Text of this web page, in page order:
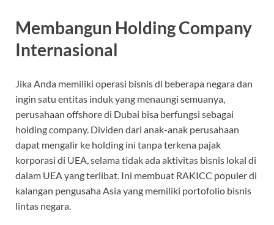
Membangun Holding Company
Internasional
Jika Anda memiliki operasi bisnis di beberapa negara dan
ingin satu entitas induk yang menaungi semuanya,
perusahaan offshore di Dubai bisa berfungsi sebagai
holding company. Dividen dari anak-anak perusahaan
dapat mengalir ke holding ini tanpa terkena pajak
korporasi di UEA, selama tidak ada aktivitas bisnis lokal di
dalam UEA yang terlibat. Ini membuat RAKICC populer di
kalangan pengusaha Asia yang memiliki portofolio bisnis
lintas negara.